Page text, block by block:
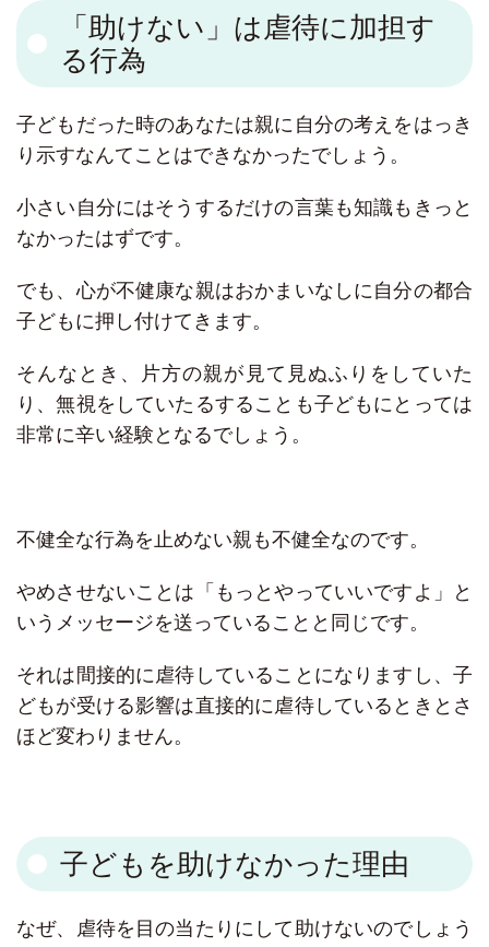
「助けない」は虐待に加担す
る行為
子どもだった時のあなたは親に自分の考えをはっき
り示すなんてことはできなかったでしょう。
小さい自分にはそうするだけの言葉も知識もきっと
なかったはずです。
でも、心が不健康な親はおかまいなしに自分の都合
子どもに押し付けてきます。
そんなとき、片方の親が見て見ぬふりをしていた
り、無視をしていたるすることも子どもにとっては
非常に辛い経験となるでしょう。
不健全な行為を止めない親も不健全なのです。
やめさせないことは「もっとやっていいですよ」と
いうメッセージを送っていることと同じです。
それは間接的に虐待していることになりますし、子
どもが受ける影響は直接的に虐待しているときとさ
ほど変わりません。
子どもを助けなかった理由
なぜ、虐待を目の当たりにして助けないのでしょう